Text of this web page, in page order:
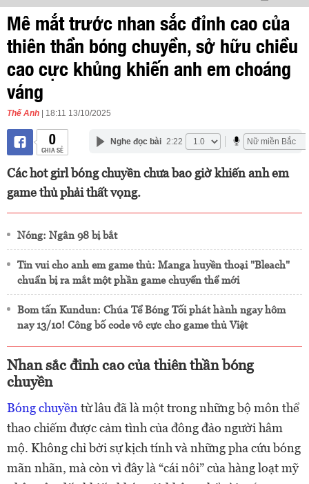
Mê mắt trước nhan sắc đỉnh cao của
thiên thần bóng chuyền, sở hữu chiều
cao cực khủng khiến anh em choáng
váng
Thế Anh | 18:11 13/10/2025
0
CHIA SẺ
Nghe đọc bài 2:22
Các hot girl bóng chuyền chưa bao giờ khiến anh em
game thủ phải thất vọng.
Nóng: Ngân 98 bị bắt
Tin vui cho anh em game thủ: Manga huyền thoại "Bleach"
chuẩn bị ra mắt một phần game chuyển thể mới
Bom tấn Kundun: Chúa Tể Bóng Tối phát hành ngay hôm
nay 13/10! Công bố code vô cực cho game thủ Việt
Nhan sắc đỉnh cao của thiên thần bóng
chuyền
Bóng chuyền từ lâu đã là một trong những bộ môn thể
thao chiếm được cảm tình của đông đảo người hâm
mộ. Không chỉ bởi sự kịch tính và những pha cứu bóng
mãn nhãn, mà còn vì đây là “cái nôi” của hàng loạt mỹ